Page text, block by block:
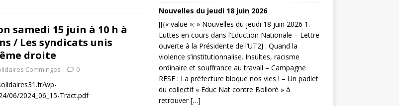
samedi 15 juin à 10 h à
/ Les syndicats unis
droite
Comminges 0
wp-
06/2024_06_15-Tract.pdf
Nouvelles du jeudi 18 juin 2026
[[{« value »: » Nouvelles du jeudi 18 juin 2026 1.
Luttes en cours dans l’Eduction Nationale – Lettre
ouverte à la Présidente de l’UT2J : Quand la
violence s’institutionnalise. Insultes, racisme
ordinaire et souffrance au travail – Campagne
RESF : La préfecture bloque nos vies ! – Un padlet
du collectif « Educ Nat contre Bolloré » à
retrouver […]